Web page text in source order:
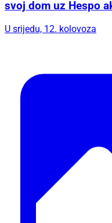
svoj dom uz Hespo
U srijedu, 12. kolovoza